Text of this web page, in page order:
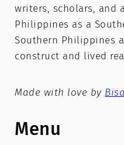
writers, scholars, and
Philippines as a
Southern Philippines
construct and lived
Made with love by
Menu